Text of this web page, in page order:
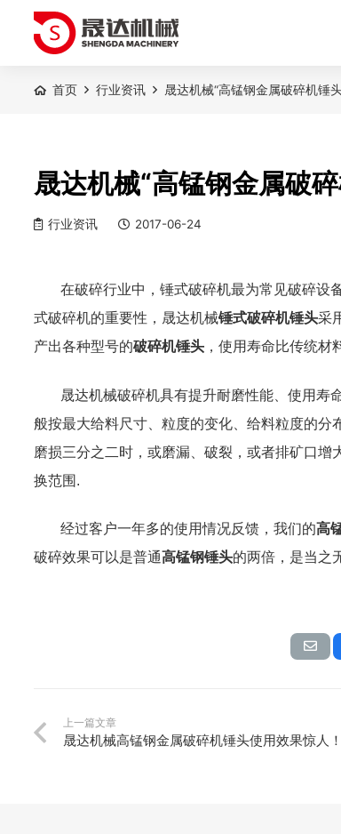
首页 行业资讯 晟达机械“高锰钢金属破碎机锤
晟达机械“高锰钢金属破
行业资讯 2017-06-24
在破碎行业中， 锤式破碎机最为常见破碎设
式破碎机的重要性， 晟达机械锤式破碎机锤头采
产出各种型号的破碎机锤头，使用寿命比传统材
晟达机械破碎机具有提升耐磨性能、使用寿
般按最大给料尺寸、粒度的变化、给料粒度的分
磨损三分之二时，或磨漏、破裂，或者排矿口增
换范围 .
经过客户一年多的使用情况反馈，我们的高
破碎效果可以是普通高锰钢锤头的两倍，是当之
上一篇文章
晟达机械高锰钢金属破碎机锤头使用效果惊人！